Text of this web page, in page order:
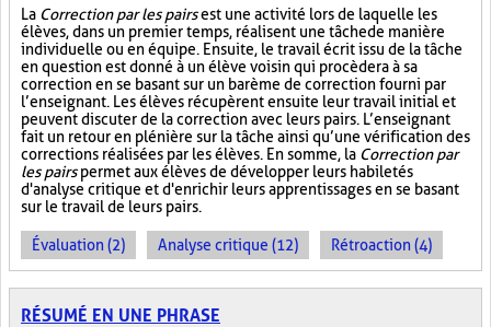
La Correction par les pairsest une activité lors de laquelle les
élèves, dans un premier temps, réalisent une tâche de manière
individuelle ou en équipe. Ensuite, le travail écrit issu de la tâche
en question est donné à un élève voisin qui procèdera à sa
correction en se basant sur un barème de correction fourni par
l’enseignant. Les élèves récupèrent ensuite leur travail initial et
peuvent discuter de la correction avec leurs pairs. L’enseignant
fait un retour en plénière sur la tâche ainsi qu’une vérification des
corrections réalisées par les élèves. En somme, la Correction par
les pairspermet aux élèves de développer leurs habiletés
d'analyse critique et d'enrichir leurs apprentissages en se basant
sur le travail de leurs pairs.
Évaluation (2) Analyse critique (12) Rétroaction (4)
RÉSUMÉ EN UNE PHRASE